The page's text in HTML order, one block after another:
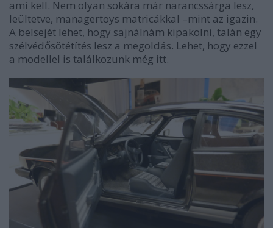
ami kell. Nem olyan sokára már narancssárga lesz,
leültetve, managertoys matricákkal –mint az igazin.
A belsejét lehet, hogy sajnálnám kipakolni, talán egy
szélvédősötétítés lesz a megoldás. Lehet, hogy ezzel
a modellel is találkozunk még itt.